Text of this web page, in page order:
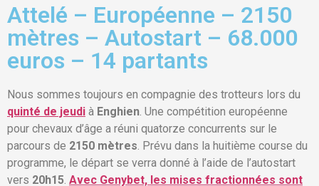
Attelé – Européenne – 2150
mètres – Autostart – 68.000
euros – 14 partants
Nous sommes toujours en compagnie des trotteurs lors du
quinté de jeudi à Enghien . Une compétition européenne
pour chevaux d’âge a réuni quatorze concurrents sur le
parcours de 2150 mètres . Prévu dans la huitième course du
programme, le départ se verra donné à l’aide de l’autostart
vers 20h15 Avec Genybet, les mises fractionnées sont